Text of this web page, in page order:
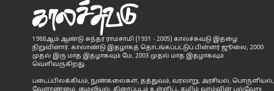
1988ஆம் ஆண்டு சுந்தர ராமசாமி (1931 - 2005) காலச்சுவடு இதழை
நிறுவினார். காலாண்டு இதழாகத் தொடங்கப்பட்டுப் பின்னர் ஜூலை, 2000
முதல் இரு மாத இதழாகவும் மே, 2003 முதல் மாத இதழாகவும்
வெளிவருகிறது.
படைப்பிலக்கியம், நுண்கலைகள், தத்துவம், வரலாறு, அரசியல், பொருளியல்,
வேளாண்மை, சூழலியல், திரைப்படம் உள்ளிட்ட தமிழ் வாழ்வின் பல்வேறு